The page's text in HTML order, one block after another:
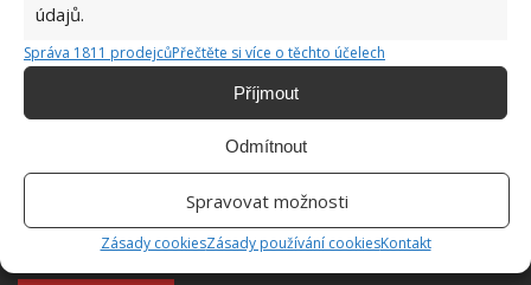
údajů.
Správa 1811 prodejcůPřečtěte si více o těchto účelech
Příjmout
Odmítnout
Spravovat možnosti
Zásady cookiesZásady používání cookiesKontakt
Přidejte svůj názor